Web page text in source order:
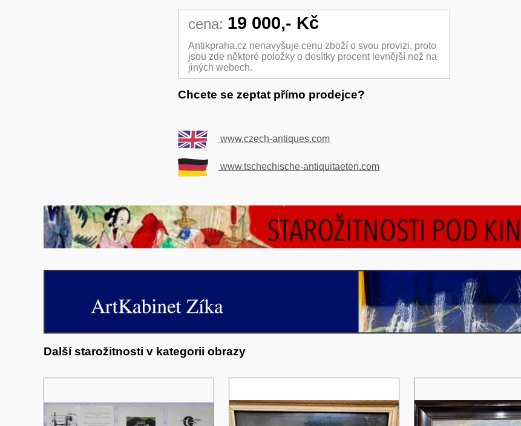
cena: 19 000,- Kč
Antikpraha.cz nenavyšuje cenu zboží o svou provizi, proto
jsou zde některé položky o desítky procent levnější než na
jiných webech.
Chcete se zeptat přímo prodejce?
www.czech-antiques.com
www.tschechische-antiquitaeten.com
Další starožitnosti v kategorii obrazy